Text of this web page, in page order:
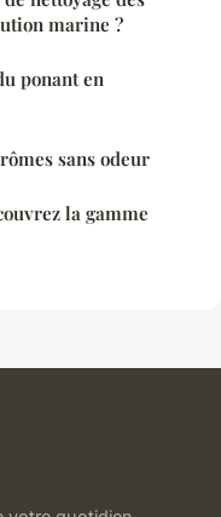
marine ?
ponant en
sans odeur
la gamme